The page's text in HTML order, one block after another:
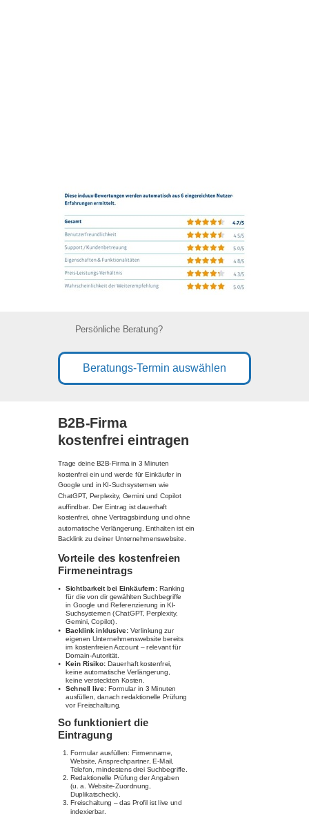
Beratungs-Termin auswählen
Persönliche Beratung?
B2B-Firma
kostenfrei eintragen
Trage deine B2B-Firma in 3 Minuten
kostenfrei ein und werde für Einkäufer in
Google und in KI-Suchsystemen wie
ChatGPT, Perplexity, Gemini und Copilot
auffindbar. Der Eintrag ist dauerhaft
kostenfrei, ohne Vertragsbindung und ohne
automatische Verlängerung. Enthalten ist ein
Backlink zu deiner Unternehmenswebsite.
Vorteile des kostenfreien
Firmeneintrags
Sichtbarkeit bei Einkäufern: Ranking
für die von dir gewählten Suchbegriffe
in Google und Referenzierung in KI-
Suchsystemen (ChatGPT, Perplexity,
Gemini, Copilot).
Backlink inklusive: Verlinkung zur
eigenen Unternehmenswebsite bereits
im kostenfreien Account – relevant für
Domain-Autorität.
Kein Risiko: Dauerhaft kostenfrei,
keine automatische Verlängerung,
keine versteckten Kosten.
Schnell live: Formular in 3 Minuten
ausfüllen, danach redaktionelle Prüfung
vor Freischaltung.
So funktioniert die
Eintragung
Formular ausfüllen: Firmenname,
Website, Ansprechpartner, E-Mail,
Telefon, mindestens drei Suchbegriffe.
Redaktionelle Prüfung der Angaben
(u. a. Website-Zuordnung,
Duplikatscheck).
Freischaltung – das Profil ist live und
indexierbar.